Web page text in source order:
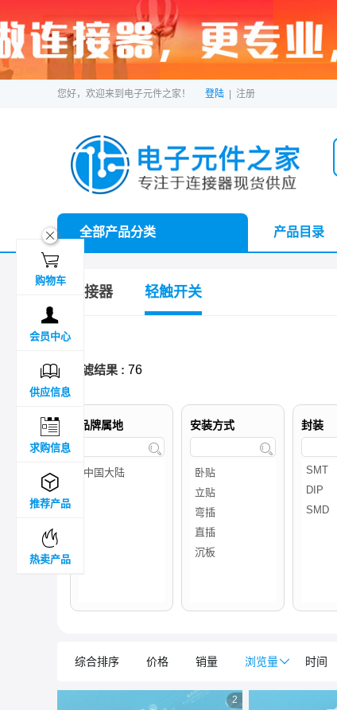
您好，欢迎来到电子元件之家！ 登陆 注册
全部产品分类 产品目录
连接器 轻触开关
过滤结果 : 76
品牌属地

安装方式

封装
综合排序 价格 销量 浏览量 时间
2
ဆ

购物车

会员中心

供应信息

求购信息

推荐产品

热卖产品